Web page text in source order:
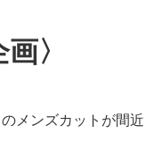
〉
メンズカットが間近